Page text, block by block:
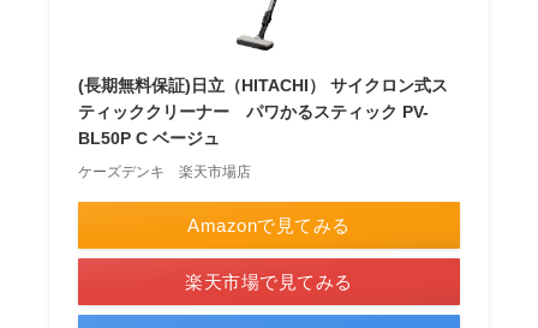
(長期無料保証)日立（HITACHI） サイクロン式ス
ティッククリーナー パワかるスティック PV-
BL50P C ベージュ
ケーズデンキ 楽天市場店
Amazonで見てみる
楽天市場で見てみる